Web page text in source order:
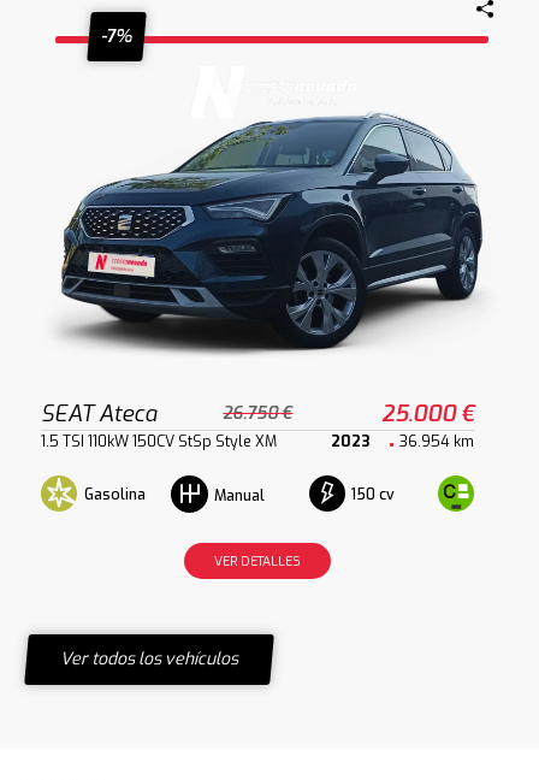
-7%
SEAT Ateca 26.750 € 25.000 €
1.5 TSI 110kW 150CV StSp Style XM 2023 36.954 km
Gasolina Manual 150 cv
VER DETALLES
Ver todos los vehículos